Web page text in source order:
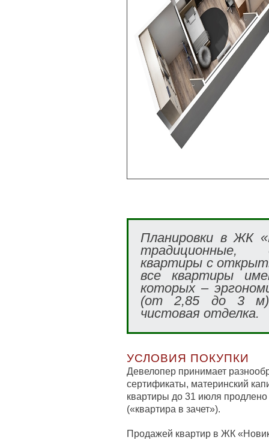
Планировки в ЖК
традиционные,
квартиры с
все квартиры
которых –
(от 2,85 до 3
чистовая отделка.
УСЛОВИЯ ПОКУПКИ
Девелопер принимает
сертификаты, материнский
квартиры до 31 июля
(«квартира в зачет»).
Продажей квартир в ЖК